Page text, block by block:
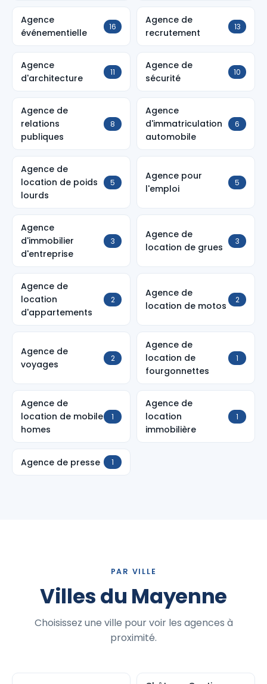
Agence
événementielle
16
Agence de
recrutement
13
Agence
d'architecture
11
Agence de
sécurité
10
Agence de
relations
publiques
8
Agence
d'immatriculation
automobile
6
Agence de
location de poids
lourds
5
Agence pour
l'emploi
5
Agence
d'immobilier
d'entreprise
3
Agence de
location de grues
3
Agence de
location
d'appartements
2
Agence de
location de motos
2
Agence de
voyages
2
Agence de
location de
fourgonnettes
1
Agence de
location de mobile
homes
1
Agence de
location
immobilière
1
Agence de presse 1
PAR VILLE
Villes du Mayenne
Choisissez une ville pour voir les agences à
proximité.